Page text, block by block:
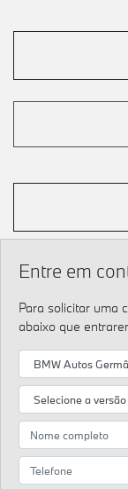
Entre em
Para solicitar uma
abaixo que